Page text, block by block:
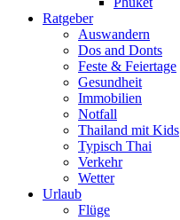
Ratgeber
Auswandern
Dos and Donts
Feste & Feiertage
Gesundheit
Immobilien
Notfall
Thailand mit Kids
Typisch Thai
Verkehr
Wetter
Urlaub
Flüge